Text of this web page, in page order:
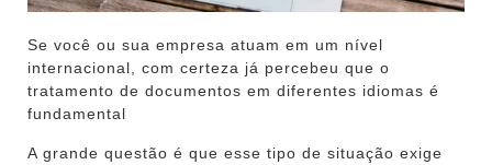
Se você ou sua empresa atuam em um nível
internacional, com certeza já percebeu que o
tratamento de documentos em diferentes idiomas é
fundamental
A grande questão é que esse tipo de situação exige